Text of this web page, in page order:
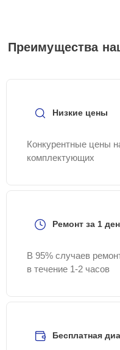
Преимущества
Низкие цены
Конкурентные цены
комплектующих
Ремонт за 1
В 95% случаев
в течение 1-2 часов
Бесплатная